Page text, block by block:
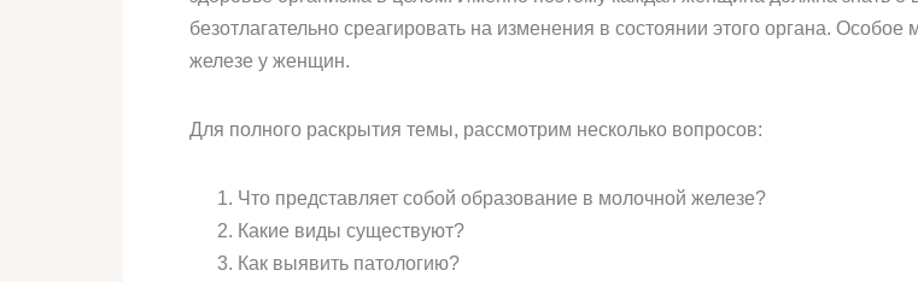
безотлагательно среагировать на изменения в состоянии этого органа.
железе у женщин.
Для полного раскрытия темы, рассмотрим несколько вопросов:
Что представляет собой образование в молочной железе?
Какие виды существуют?
Как выявить патологию?